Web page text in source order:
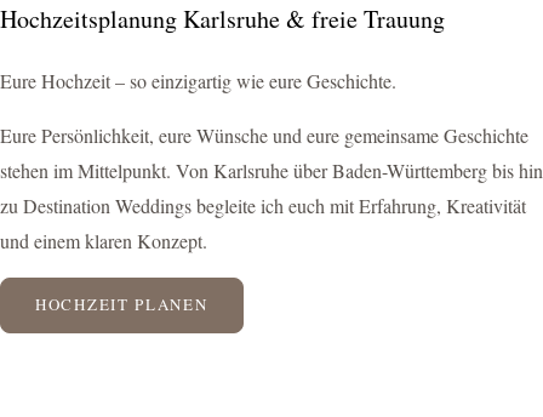
Hochzeitsplanung Karlsruhe & freie Trauung
Eure Hochzeit – so einzigartig wie eure Geschichte.
Eure Persönlichkeit, eure Wünsche und eure gemeinsame Geschichte
stehen im Mittelpunkt. Von Karlsruhe über Baden-Württemberg bis hin
zu Destination Weddings begleite ich euch mit Erfahrung, Kreativität
und einem klaren Konzept.
HOCHZEIT PLANEN